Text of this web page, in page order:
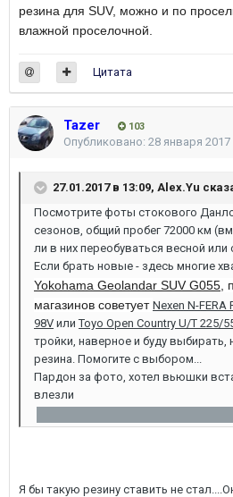
резина для SUV, можно и по
влажной проселочной.
Цитата
Tazer 103
Опубликовано: 28 января 2017
27.01.2017 в 13:09, Alex.Yu
Посмотрите фоты стокового
сезонов, общий пробег 72000 км
ли в них переобуваться весной или
Если брать новые - здесь многие
Yokohama Geolandar SUV G055
магазинов советует Nexen N-FERA
98V илиToyo Open Country U/T 225/
тройки, наверное и буду выбирать,
резина. Помогите с выбором...
Пардон за фото, хотел вьюшки
влезли
Я бы такую резину ставить не